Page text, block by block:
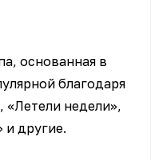
основанная в
благодаря
«Летели недели»,
и другие.